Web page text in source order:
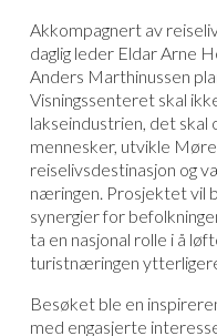
Akkompagnert av
daglig leder Eldar Arne
Anders Marthinussen
Visningssenteret skal
lakseindustrien, det skal
mennesker, utvikle
reiselivsdestinasjon og
næringen. Prosjektet vil
synergier for
ta en nasjonal rolle i å
turistnæringen
Besøket ble en
med engasjerte